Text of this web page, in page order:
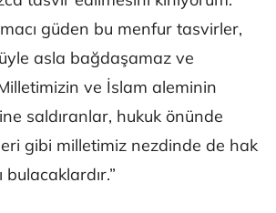
güden bu menfur tasvirler,
asla bağdaşamaz ve
ve İslam aleminin
saldıranlar, hukuk önünde
gibi milletimiz nezdinde de hak
bulacaklardır.”